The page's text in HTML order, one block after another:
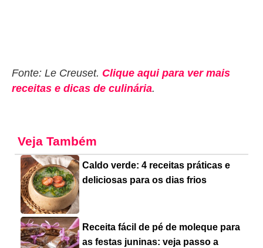
Fonte: Le Creuset. Clique aqui para ver mais
receitas e dicas de culinária.
Veja Também
Caldo verde: 4 receitas práticas e
deliciosas para os dias frios
Receita fácil de pé de moleque para
as festas juninas: veja passo a